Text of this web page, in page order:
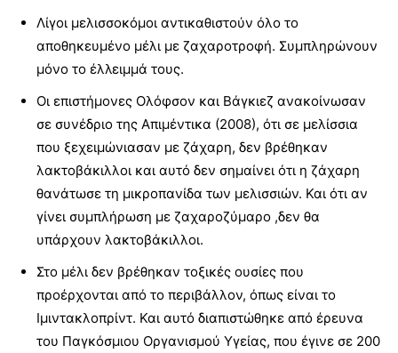
Λίγοι μελισσοκόμοι αντικαθιστούν όλο το
αποθηκευμένο μέλι με ζαχαροτροφή. Συμπληρώνουν
μόνο το έλλειμμά τους.
Οι επιστήμονες Ολόφσον και Βάγκιεζ ανακοίνωσαν
σε συνέδριο της Απιμέντικα (2008), ότι σε μελίσσια
που ξεχειμώνιασαν με ζάχαρη, δεν βρέθηκαν
λακτοβάκιλλοι και αυτό δεν σημαίνει ότι η ζάχαρη
θανάτωσε τη μικροπανίδα των μελισσιών. Και ότι αν
γίνει συμπλήρωση με ζαχαροζύμαρο ,δεν θα
υπάρχουν λακτοβάκιλλοι.
Στο μέλι δεν βρέθηκαν τοξικές ουσίες που
προέρχονται από το περιβάλλον, όπως είναι το
Ιμιντακλοπρίντ. Και αυτό διαπιστώθηκε από έρευνα
του Παγκόσμιου Οργανισμού Υγείας, που έγινε σε 200